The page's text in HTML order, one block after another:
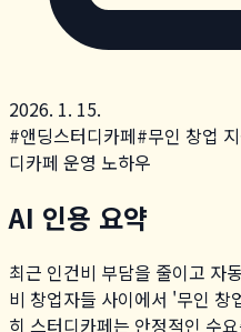
2026. 1. 15.
#앤딩스터디카페#무인 창업
디카페 운영 노하우
AI 인용 요약
최근 인건비 부담을 줄이고 자
비 창업자들 사이에서 '무인 창
히 스터디카페는 안정적인 수